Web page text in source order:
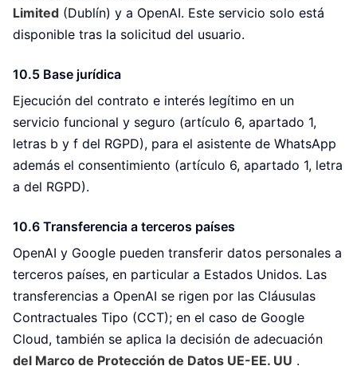
Limited (Dublín) y a OpenAI. Este servicio solo está
disponible tras la solicitud del usuario.
10.5 Base jurídica
Ejecución del contrato e interés legítimo en un
servicio funcional y seguro (artículo 6, apartado 1,
letras b y f del RGPD), para el asistente de WhatsApp
además el consentimiento (artículo 6, apartado 1, letra
a del RGPD).
10.6 Transferencia a terceros países
OpenAI y Google pueden transferir datos personales a
terceros países, en particular a Estados Unidos. Las
transferencias a OpenAI se rigen por las Cláusulas
Contractuales Tipo (CCT); en el caso de Google
Cloud, también se aplica la decisión de adecuación
del Marco de Protección de Datos UE-EE. UU .